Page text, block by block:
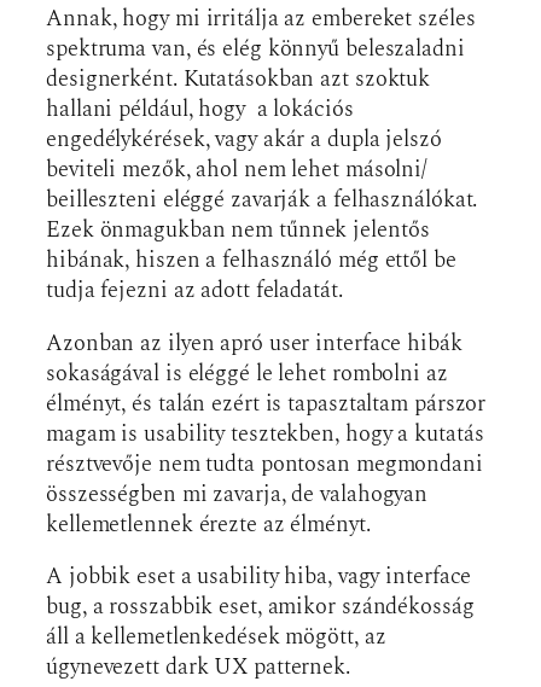
Annak, hogy mi irritálja az embereket széles
spektruma van, és elég könnyű beleszaladni
designerként. Kutatásokban azt szoktuk
hallani például, hogy a lokációs
engedélykérések, vagy akár a dupla jelszó
beviteli mezők, ahol nem lehet másolni/
beilleszteni eléggé zavarják a felhasználókat.
Ezek önmagukban nem tűnnek jelentős
hibának, hiszen a felhasználó még ettől be
tudja fejezni az adott feladatát.
Azonban az ilyen apró user interface hibák
sokaságával is eléggé le lehet rombolni az
élményt, és talán ezért is tapasztaltam párszor
magam is usability tesztekben, hogy a kutatás
résztvevője nem tudta pontosan megmondani
összességben mi zavarja, de valahogyan
kellemetlennek érezte az élményt.
A jobbik eset a usability hiba, vagy interface
bug, a rosszabbik eset, amikor szándékosság
áll a kellemetlenkedések mögött, az
úgynevezett dark UX patternek.